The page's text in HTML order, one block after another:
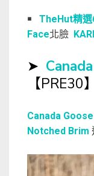
￭ TheHut精選
Face北臉
➤
【PRE30】
Canada
Notched Brim